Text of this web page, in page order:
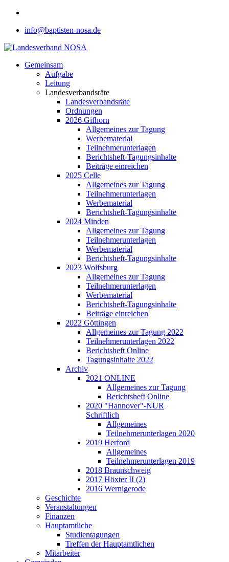
info@baptisten-nosa.de
Gemeinsam
Aufgabe
Leitung
Landesverbandsräte
Landesverbandsräte
Ordnungen
2026 Gifhorn
Allgemeines zur Tagung
Werbematerial
Teilnehmerunterlagen
Berichtsheft-Tagungsinhalte
Beiträge einreichen
2025 Celle
Allgemeines zur Tagung
Teilnehmerunterlagen
Werbematerial
Berichtsheft-Tagungsinhalte
2024 Minden
Allgemeines zur Tagung
Teilnehmerunterlagen
Werbematerial
Berichtsheft-Tagungsinhalte
2023 Wolfsburg
Allgemeines zur Tagung
Teilnehmerunterlagen
Werbematerial
Berichtsheft-Tagungsinhalte
Beiträge einreichen
2022 Göttingen
Allgemeines zur Tagung 2022
Teilnehmerunterlagen 2022
Berichtsheft Online
Tagungsinhalte 2022
Archiv
2021 ONLINE
Allgemeines zur Tagung
Berichtsheft Online
2020 "Hannover"-NUR
Schriftlich
Allgemeines
Teilnehmerunterlagen 2020
2019 Herford
Allgemeines
Teilnehmerunterlagen 2019
2018 Braunschweig
2017 Höxter II (2)
2016 Wernigerode
Geschichte
Veranstaltungen
Finanzen
Hauptamtliche
Studientagungen
Treffen der Hauptamtlichen
Mitarbeiter